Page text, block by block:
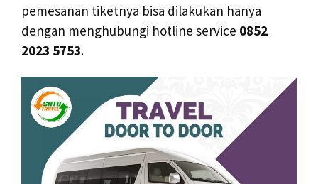
pemesanan tiketnya bisa dilakukan hanya
dengan menghubungi hotline service 0852
2023 5753.